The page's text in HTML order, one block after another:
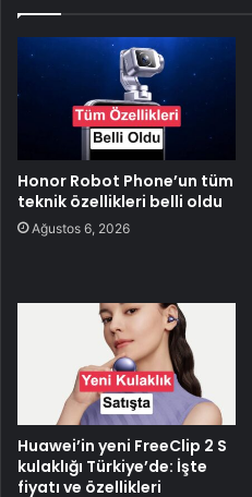
Honor Robot Phone’un tüm
teknik özellikleri belli oldu
Ağustos 6, 2026
Huawei’in yeni FreeClip 2 S
kulaklığı Türkiye’de: İşte
fiyatı ve özellikleri